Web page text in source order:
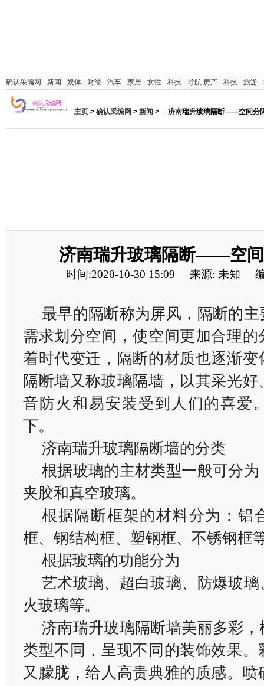
确认采编网 - 新闻 - 娱体 - 财经 - 汽车 - 家居 - 女性 - 科技 - 导航 房产 - 科技 - 旅游 -
主页 > 确认采编网 > 新闻 > →济南瑞升玻璃隔断——空间分
济南瑞升玻璃隔断——空
时间:2020-10-30 15:09 来源: 未知
最早的隔断称为屏风，隔断的
需求划分空间，使空间更加合理的
着时代变迁，隔断的材质也逐渐变
隔断墙又称玻璃隔墙，以其采光
音防火和易安装受到人们的喜爱
下。
济南瑞升玻璃隔断墙的分类
根据玻璃的主材类型一般可分
夹胶和真空玻璃。
根据隔断框架的材料分为：铝
框、钢结构框、塑钢框、不锈钢框
根据玻璃的功能分为
艺术玻璃、超白玻璃、防爆玻
火玻璃等。
济南瑞升玻璃隔断墙美丽多彩
类型不同，呈现不同的装饰效果。
又朦胧，给人高贵典雅的质感。